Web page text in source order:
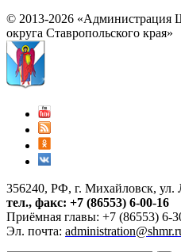
© 2013-2026 «Администрация
округа Ставропольского края»
356240, РФ, г. Михайловск, ул.
тел., факс: +7 (86553) 6-00-16
Приёмная главы: +7 (86553) 6-
Эл. почта: